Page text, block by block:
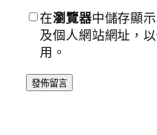
在瀏覽器中儲存顯
及個人網站網址，
用。